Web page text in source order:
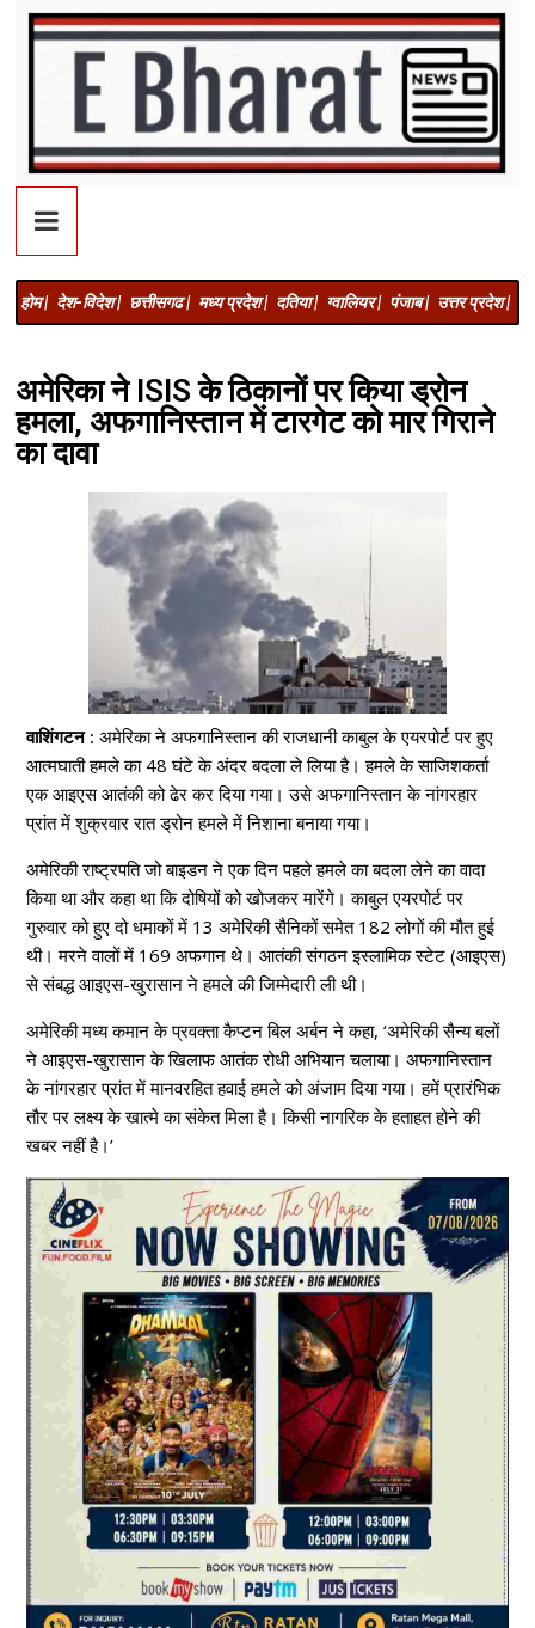
होम | देश-विदेश | छत्तीसगढ | मध्य प्रदेश | दतिया | ग्वालियर | पंजाब | उत्तर प्रदेश |
अमेरिका ने ISIS के ठिकानों पर किया ड्रोन
हमला, अफगानिस्तान में टारगेट को मार गिराने
का दावा
वाशिंगटन : अमेरिका ने अफगानिस्तान की राजधानी काबुल के एयरपोर्ट पर हुए
आत्मघाती हमले का 48 घंटे के अंदर बदला ले लिया है। हमले के साजिशकर्ता
एक आइएस आतंकी को ढेर कर दिया गया। उसे अफगानिस्तान के नांगरहार
प्रांत में शुक्रवार रात ड्रोन हमले में निशाना बनाया गया।
अमेरिकी राष्ट्रपति जो बाइडन ने एक दिन पहले हमले का बदला लेने का वादा
किया था और कहा था कि दोषियों को खोजकर मारेंगे। काबुल एयरपोर्ट पर
गुरुवार को हुए दो धमाकों में 13 अमेरिकी सैनिकों समेत 182 लोगों की मौत हुई
थी। मरने वालों में 169 अफगान थे। आतंकी संगठन इस्लामिक स्टेट (आइएस)
से संबद्ध आइएस-खुरासान ने हमले की जिम्मेदारी ली थी।
अमेरिकी मध्य कमान के प्रवक्ता कैप्टन बिल अर्बन ने कहा, ‘अमेरिकी सैन्य बलों
ने आइएस-खुरासान के खिलाफ आतंक रोधी अभियान चलाया। अफगानिस्तान
के नांगरहार प्रांत में मानवरहित हवाई हमले को अंजाम दिया गया। हमें प्रारंभिक
तौर पर लक्ष्य के खात्मे का संकेत मिला है। किसी नागरिक के हताहत होने की
खबर नहीं है।’